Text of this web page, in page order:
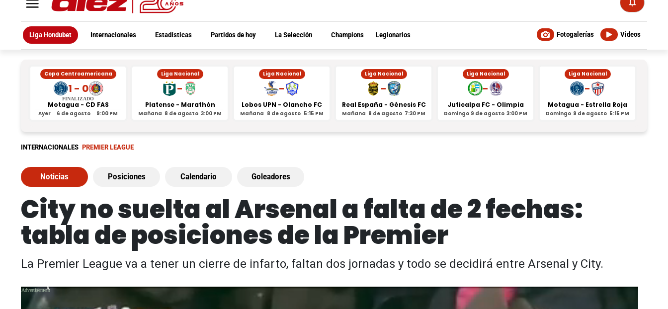
Liga Hondubet Internacionales Estadísticas Partidos de hoy La Selección Champions Legionarios Videos
Fotogalerías
Copa Centroamericana
1 - 0
FINALIZADO
Motagua - CD FAS
Ayer 6 de agosto 9:00 PM
Liga Nacional
-
Platense - Marathón
Mañana 8 de agosto 3:00 PM
Liga Nacional
-
Lobos UPN - Olancho FC
Mañana 8 de agosto 5:15 PM
Liga Nacional
-
Real España - Génesis FC
Mañana 8 de agosto 7:30 PM
Liga Nacional
-
Juticalpa FC - Olimpia
Domingo 9 de agosto 3:00 PM
Liga Nacional
-
Motagua - Estrella Roja
Domingo 9 de agosto 5:15 PM
INTERNACIONALES PREMIER LEAGUE
Noticias Posiciones Calendario Goleadores
City no suelta al Arsenal a falta de 2 fechas:
tabla de posiciones de la Premier
La Premier League va a tener un cierre de infarto, faltan dos jornadas y todo se decidirá entre Arsenal y City.
X